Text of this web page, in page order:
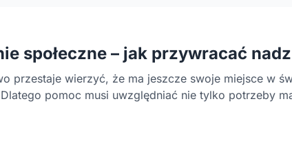
społeczne – jak przywracać
przestaje wierzyć, że ma jeszcze swoje miejsce w
pomoc musi uwzględniać nie tylko potrzeby